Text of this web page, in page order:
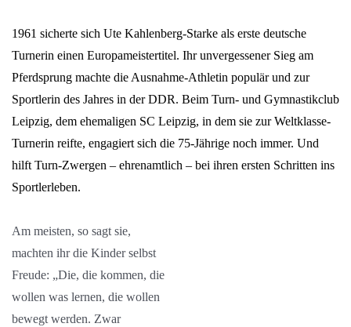
1961 sicherte sich Ute Kahlenberg-Starke als erste deutsche
Turnerin einen Europameistertitel. Ihr unvergessener Sieg am
Pferdsprung machte die Ausnahme-Athletin populär und zur
Sportlerin des Jahres in der DDR. Beim Turn- und Gymnastikclub
Leipzig, dem ehemaligen SC Leipzig, in dem sie zur Weltklasse-
Turnerin reifte, engagiert sich die 75-Jährige noch immer. Und
hilft Turn-Zwergen – ehrenamtlich – bei ihren ersten Schritten ins
Sportlerleben.
Am meisten, so sagt sie,
machten ihr die Kinder selbst
Freude: „Die, die kommen, die
wollen was lernen, die wollen
bewegt werden. Zwar